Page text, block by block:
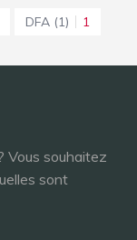
DFA (1) 1
Vous souhaitez
sont